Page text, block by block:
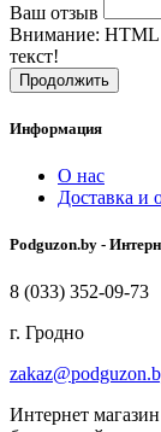
Ваш отзыв
Внимание: HTML
текст!
Продолжить
Информация
О нас
Доставка и
Podguzon.by -
8 (033) 352-09-73
г. Гродно
Интернет